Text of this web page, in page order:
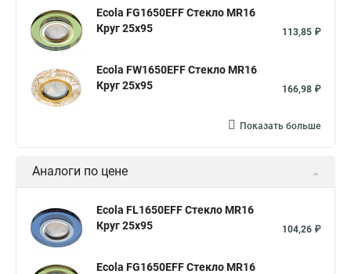
Ecola FG1650EFF Стекло MR16
Круг 25x95
113,85 ₽
Ecola FW1650EFF Стекло MR16
Круг 25x95
166,98 ₽
Показать больше
Аналоги по цене
Ecola FL1650EFF Стекло MR16
Круг 25x95
104,26 ₽
Ecola FG1650EFF Стекло MR16